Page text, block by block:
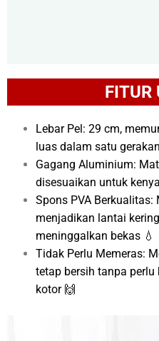
FITUR
Lebar Pel: 29 cm,
luas dalam satu gerakan
Gagang Aluminium:
disesuaikan untuk
Spons PVA Berkualitas:
menjadikan lantai
meninggalkan bekas 💧
Tidak Perlu Memeras:
tetap bersih tanpa
kotor 🙌